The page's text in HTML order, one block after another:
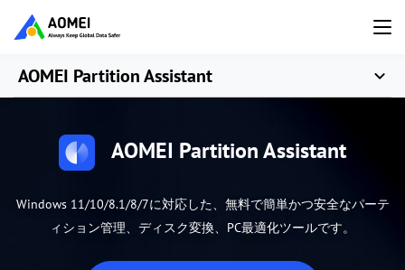
AOMEI Partition Assistant
AOMEI Partition Assistant
Windows 11/10/8.1/8/7に対応した、無料で簡単かつ安全なパーテ
ィション管理、ディスク変換、PC最適化ツールです。